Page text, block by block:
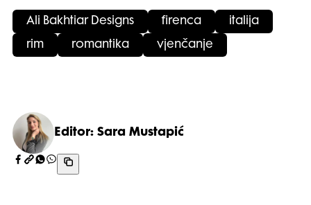
Ali Bakhtiar Designs firenca italija
rim romantika vjenčanje
Editor: Sara Mustapić